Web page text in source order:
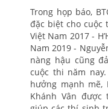
Trong họp báo,
đặc biệt cho cuộc
Việt Nam 2017 -
Nam 2019 -
nàng hậu cũng
cuộc thi năm
hưởng mạnh mẽ,
Khánh Vân